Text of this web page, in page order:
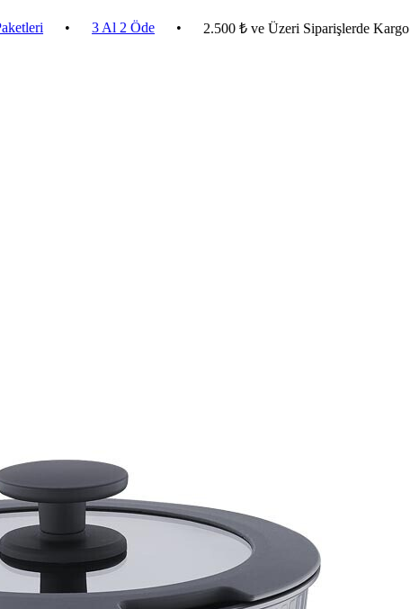
• 3 Al 2 Öde • 2.500 ₺ ve Üzeri Siparişlerde Kargo Bedava